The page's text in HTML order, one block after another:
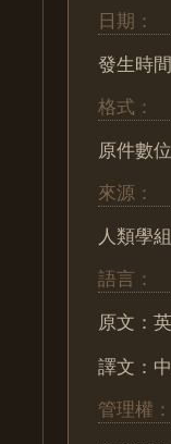
日期：
發生時
格式：
原件數
來源：
人類學
語言：
原文：
譯文：
管理權：